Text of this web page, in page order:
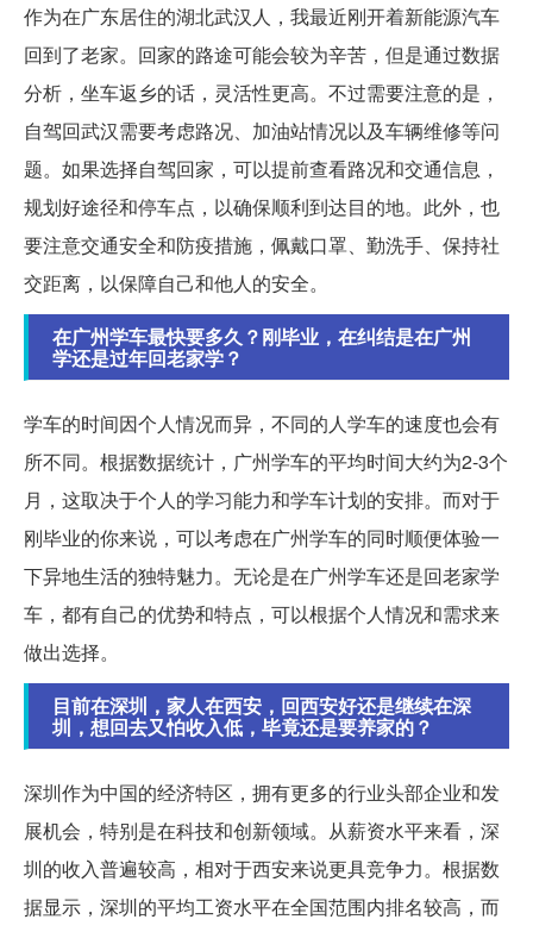
作为在广东居住的湖北武汉人，我最近刚开着新能源汽车
回到了老家。回家的路途可能会较为辛苦，但是通过数据
分析，坐车返乡的话，灵活性更高。不过需要注意的是，
自驾回武汉需要考虑路况、加油站情况以及车辆维修等问
题。如果选择自驾回家，可以提前查看路况和交通信息，
规划好途径和停车点，以确保顺利到达目的地。此外，也
要注意交通安全和防疫措施，佩戴口罩、勤洗手、保持社
交距离，以保障自己和他人的安全。
在广州学车最快要多久？刚毕业，在纠结是在广州
学还是过年回老家学？
学车的时间因个人情况而异，不同的人学车的速度也会有
所不同。根据数据统计，广州学车的平均时间大约为2-3个
月，这取决于个人的学习能力和学车计划的安排。而对于
刚毕业的你来说，可以考虑在广州学车的同时顺便体验一
下异地生活的独特魅力。无论是在广州学车还是回老家学
车，都有自己的优势和特点，可以根据个人情况和需求来
做出选择。
目前在深圳，家人在西安，回西安好还是继续在深
圳，想回去又怕收入低，毕竟还是要养家的？
深圳作为中国的经济特区，拥有更多的行业头部企业和发
展机会，特别是在科技和创新领域。从薪资水平来看，深
圳的收入普遍较高，相对于西安来说更具竞争力。根据数
据显示，深圳的平均工资水平在全国范围内排名较高，而